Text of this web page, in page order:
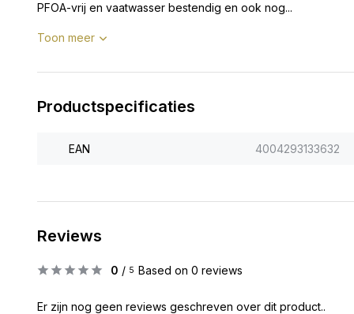
PFOA-vrij en vaatwasser bestendig en ook nog...
Toon meer
Productspecificaties
EAN 4004293133632
Reviews
0 / 5 Based on 0 reviews
Er zijn nog geen reviews geschreven over dit product..